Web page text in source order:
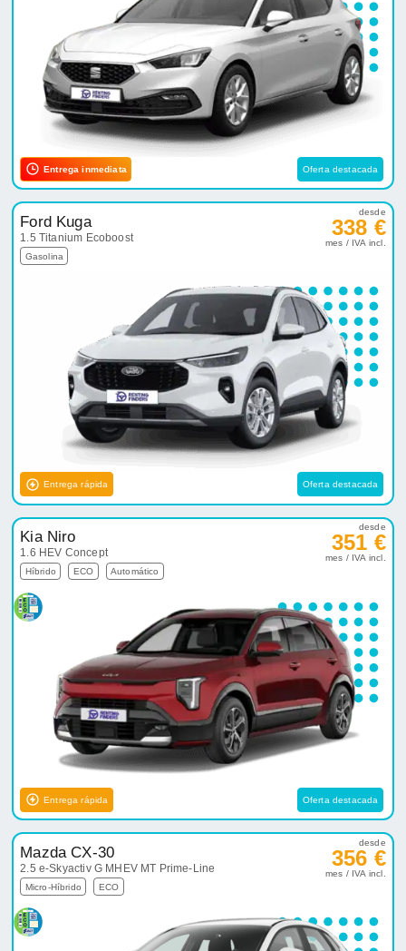
Entrega inmediata Oferta destacada
Ford Kuga
1.5 Titanium Ecoboost
Gasolina
desde
338 €
mes / IVA incl.
Entrega rápida Oferta destacada
Kia Niro
1.6 HEV Concept
Híbrido ECO Automático
desde
351 €
mes / IVA incl.
Entrega rápida Oferta destacada
Mazda CX-30
2.5 e-Skyactiv G MHEV MT Prime-Line
Micro-Híbrido ECO
desde
356 €
mes / IVA incl.